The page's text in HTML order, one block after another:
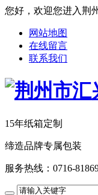
您好，欢迎您进入荆
网站地图
在线留言
联系我们
15年纸箱定制
缔造品牌专属包装
服务热线： 0716-